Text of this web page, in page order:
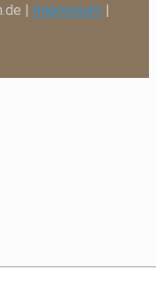
| Impressum |